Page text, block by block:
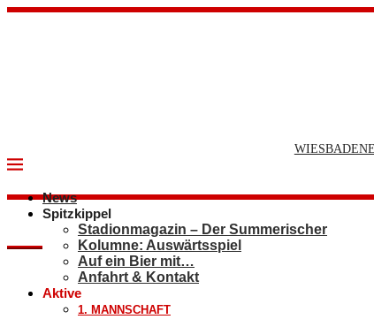
News
Spitzkippel
Stadionmagazin – Der Summerischer
Kolumne: Auswärtsspiel
Auf ein Bier mit…
Anfahrt & Kontakt
Aktive
1. MANNSCHAFT